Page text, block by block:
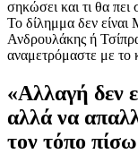
σηκώσει και τι θα πει
Το δίλημμα δεν
Ανδρουλάκης ή
αναμετρόμαστε με το
«Αλλαγή δεν
αλλά να
τον τόπο